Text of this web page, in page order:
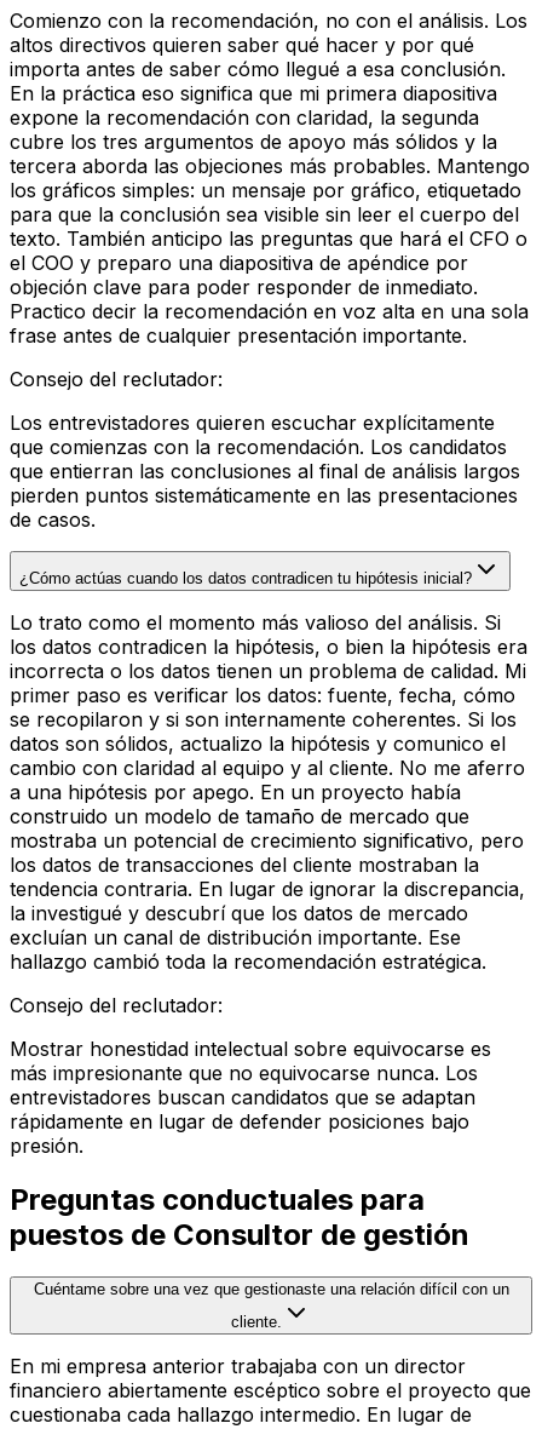
Comienzo con la recomendación, no con el análisis. Los
altos directivos quieren saber qué hacer y por qué
importa antes de saber cómo llegué a esa conclusión.
En la práctica eso significa que mi primera diapositiva
expone la recomendación con claridad, la segunda
cubre los tres argumentos de apoyo más sólidos y la
tercera aborda las objeciones más probables. Mantengo
los gráficos simples: un mensaje por gráfico, etiquetado
para que la conclusión sea visible sin leer el cuerpo del
texto. También anticipo las preguntas que hará el CFO o
el COO y preparo una diapositiva de apéndice por
objeción clave para poder responder de inmediato.
Practico decir la recomendación en voz alta en una sola
frase antes de cualquier presentación importante.
Consejo del reclutador:
Los entrevistadores quieren escuchar explícitamente
que comienzas con la recomendación. Los candidatos
que entierran las conclusiones al final de análisis largos
pierden puntos sistemáticamente en las presentaciones
de casos.
¿Cómo actúas cuando los datos contradicen tu hipótesis inicial?
Lo trato como el momento más valioso del análisis. Si
los datos contradicen la hipótesis, o bien la hipótesis era
incorrecta o los datos tienen un problema de calidad. Mi
primer paso es verificar los datos: fuente, fecha, cómo
se recopilaron y si son internamente coherentes. Si los
datos son sólidos, actualizo la hipótesis y comunico el
cambio con claridad al equipo y al cliente. No me aferro
a una hipótesis por apego. En un proyecto había
construido un modelo de tamaño de mercado que
mostraba un potencial de crecimiento significativo, pero
los datos de transacciones del cliente mostraban la
tendencia contraria. En lugar de ignorar la discrepancia,
la investigué y descubrí que los datos de mercado
excluían un canal de distribución importante. Ese
hallazgo cambió toda la recomendación estratégica.
Consejo del reclutador:
Mostrar honestidad intelectual sobre equivocarse es
más impresionante que no equivocarse nunca. Los
entrevistadores buscan candidatos que se adaptan
rápidamente en lugar de defender posiciones bajo
presión.
Preguntas conductuales para
puestos de Consultor de gestión
Cuéntame sobre una vez que gestionaste una relación difícil con un
cliente.
En mi empresa anterior trabajaba con un director
financiero abiertamente escéptico sobre el proyecto que
cuestionaba cada hallazgo intermedio. En lugar de